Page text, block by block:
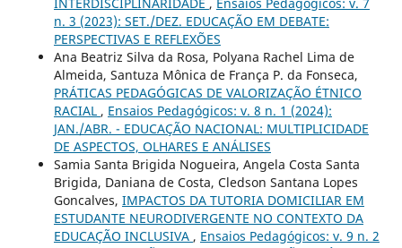
n. 3 (2023): SET./DEZ. EDUCAÇÃO EM DEBATE:
PERSPECTIVAS E REFLEXÕES
Ana Beatriz Silva da Rosa, Polyana Rachel Lima de
Almeida, Santuza Mônica de França P. da Fonseca,
PRÁTICAS PEDAGÓGICAS DE VALORIZAÇÃO ÉTNICO
RACIAL , Ensaios Pedagógicos: v. 8 n. 1 (2024):
JAN./ABR. - EDUCAÇÃO NACIONAL: MULTIPLICIDADE
DE ASPECTOS, OLHARES E ANÁLISES
Samia Santa Brigida Nogueira, Angela Costa Santa
Brigida, Daniana de Costa, Cledson Santana Lopes
Goncalves, IMPACTOS DA TUTORIA DOMICILIAR EM
ESTUDANTE NEURODIVERGENTE NO CONTEXTO DA
EDUCAÇÃO INCLUSIVA , Ensaios Pedagógicos: v. 9 n. 2